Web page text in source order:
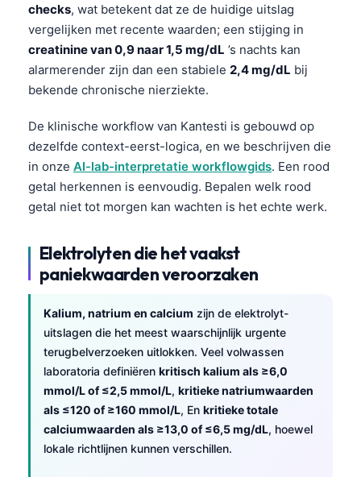
checks, wat betekent dat ze de huidige uitslag
vergelijken met recente waarden; een stijging in
creatinine van 0,9 naar 1,5 mg/dL ’s nachts kan
alarmerender zijn dan een stabiele 2,4 mg/dL bij
bekende chronische nierziekte.
De klinische workflow van Kantesti is gebouwd op
dezelfde context-eerst-logica, en we beschrijven die
in onze AI-lab-interpretatie workflowgids. Een rood
getal herkennen is eenvoudig. Bepalen welk rood
getal niet tot morgen kan wachten is het echte werk.
Elektrolyten die het vaakst
paniekwaarden veroorzaken
Kalium, natrium en calcium zijn de elektrolyt-
uitslagen die het meest waarschijnlijk urgente
terugbelverzoeken uitlokken. Veel volwassen
laboratoria definiëren kritisch kalium als ≥6,0
mmol/L of ≤2,5 mmol/L, kritieke natriumwaarden
als ≤120 of ≥160 mmol/L, En kritieke totale
calciumwaarden als ≥13,0 of ≤6,5 mg/dL, hoewel
lokale richtlijnen kunnen verschillen.